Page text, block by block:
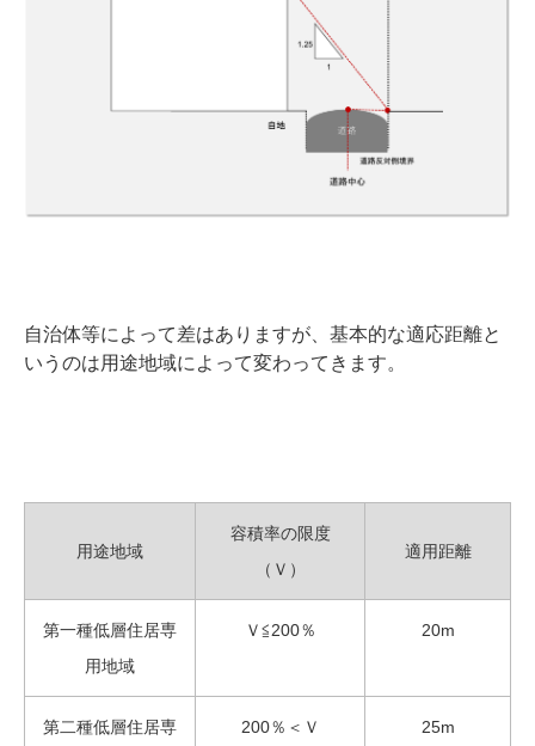
自治体等によって差はありますが、基本的な適応距離と
いうのは用途地域によって変わってきます。
用途地域
容積率の限度
（Ｖ）
適用距離
第一種低層住居専
用地域
Ｖ≦200％ 20m
第二種低層住居専 200％＜Ｖ 25m